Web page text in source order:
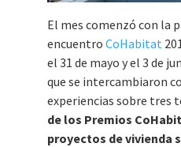
El mes comenzó con la
encuentro CoHabitat
el 31 de mayo y el 3 de
que se intercambiaron
experiencias sobre tres
de los Premios
proyectos de vivienda